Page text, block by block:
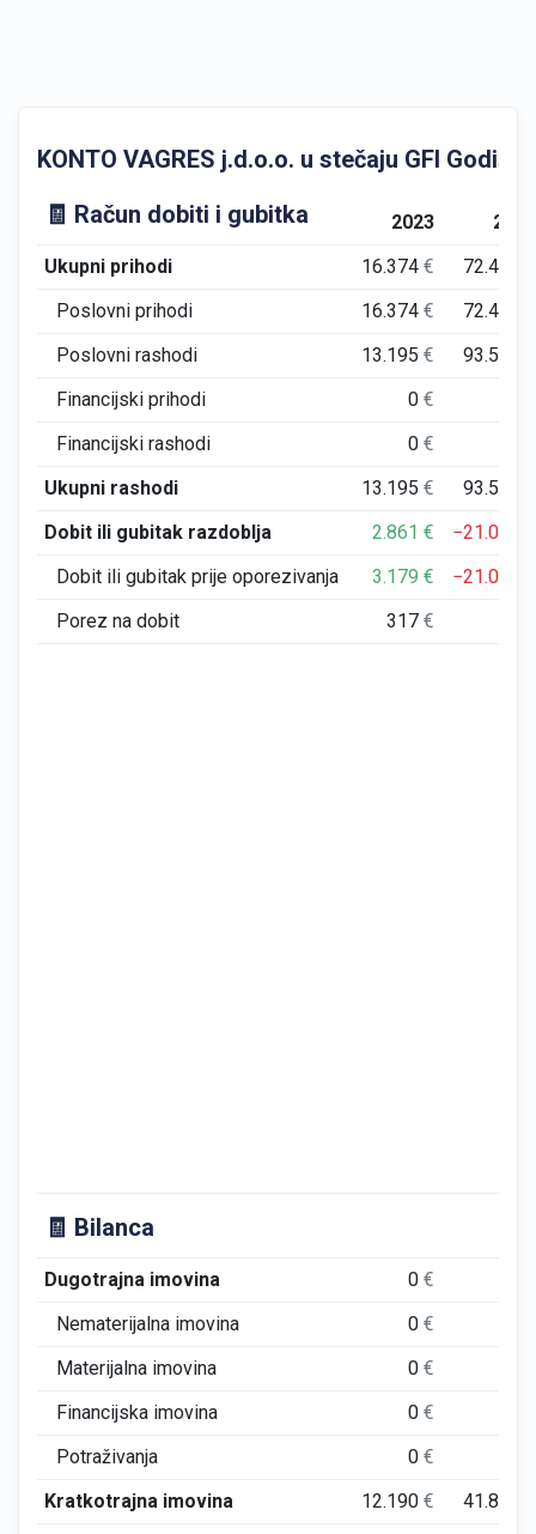
KONTO VAGRES j.d.o.o. u stečaju GFI
🧾 Račun dobiti i gubitka
2023
2024
Ukupni prihodi
16.374€ 72.414
Poslovni prihodi
16.374€ 72.414
Poslovni rashodi
13.195€ 93.509
Financijski prihodi
0€
Financijski rashodi
0€
Ukupni rashodi
13.195€ 93.509
Dobit ili gubitak razdoblja
2.861€ −21.095
Dobit ili gubitak prije oporezivanja
3.179€ −21.095
Porez na dobit
317€
🧾 Bilanca
Dugotrajna imovina 0€
Nematerijalna imovina
0€
Materijalna imovina
0€
Financijska imovina
0€
Potraživanja
0€
Kratkotrajna imovina
12.190€ 41.815